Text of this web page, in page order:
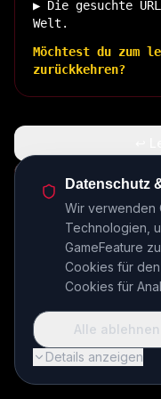
▶ Die gesuchte
Welt.
Möchtest du zum
zurückkehren?
🏠
Datenschutz
Wir verwenden
Technologien,
GameFeature
Cookies für
Cookies für
Details anzeigen
Alle ablehnen